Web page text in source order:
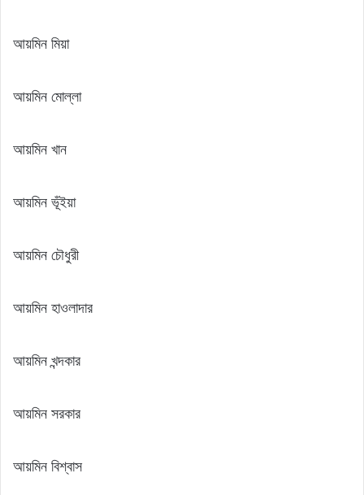
আয়মিন মিয়া
আয়মিন মোল্লা
আয়মিন খান
আয়মিন ভূঁইয়া
আয়মিন চৌধুরী
আয়মিন হাওলাদার
আয়মিন খন্দকার
আয়মিন সরকার
আয়মিন বিশ্বাস